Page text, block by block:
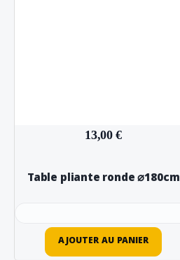
13,00 €
Table pliante ronde ⌀180cm
AJOUTER AU PANIER